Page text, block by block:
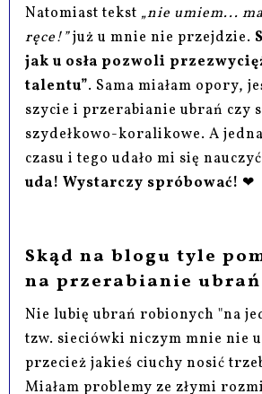
Natomiast tekst „nie umiem...
ręce!”już u mnie nie przejdzie.
jak u osła pozwoli
talentu”. Sama miałam opory,
szycie i przerabianie ubrań czy
szydełkowo-koralikowe. A
czasu i tego udało mi się
uda! Wystarczy spróbować! ❤
Skąd na blogu tyle
na przerabianie
Nie lubię ubrań robionych "na
tzw. sieciówki niczym mnie nie
przecież jakieś ciuchy nosić
Miałam problemy ze złymi